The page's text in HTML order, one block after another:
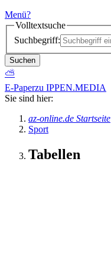
Menü?
Volltextsuche
Suchbegriff:
Suchen
⛅
E-Paperzu IPPEN.MEDIA
Sie sind hier:
az-online.de Startseite
Sport
Tabellen